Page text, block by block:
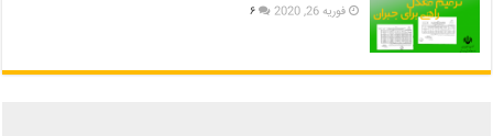
فوریه 26, 2020 ۶